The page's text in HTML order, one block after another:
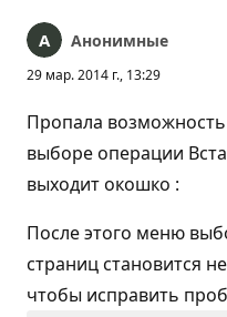
Анонимные
29 мар. 2014 г., 13:29
Пропала
выборе операции
выходит окошко :
После этого меню
страниц становится
чтобы исправить